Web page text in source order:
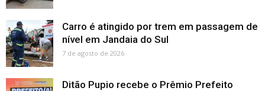
Carro é atingido por trem em passagem de
nível em Jandaia do Sul
7 de agosto de 2026
Ditão Pupio recebe o Prêmio Prefeito